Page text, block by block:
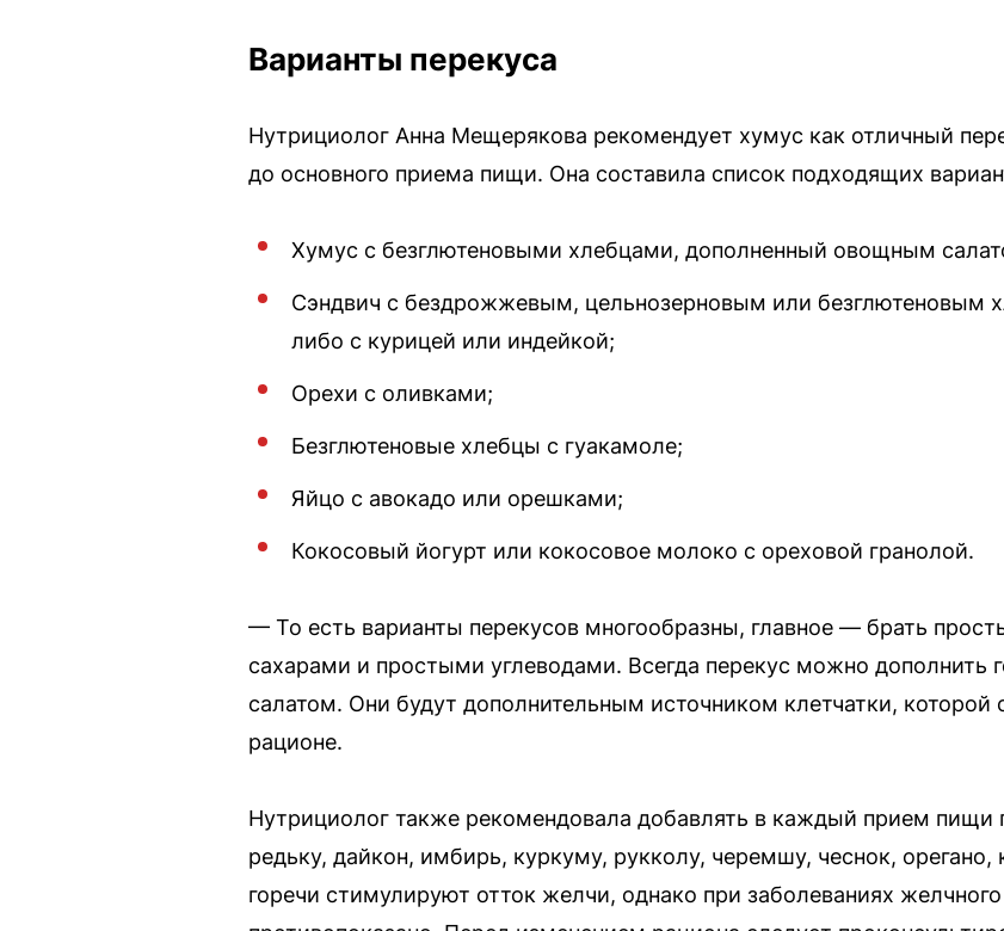
Варианты перекуса
Нутрициолог Анна Мещерякова рекомендует хумус как отличный
до основного приема пищи. Она составила список подходящих
Хумус с безглютеновыми хлебцами, дополненный овощным
Сэндвич с бездрожжевым, цельнозерновым или безглютеновым
либо с курицей или индейкой;
Орехи с оливками;
Безглютеновые хлебцы с гуакамоле;
Яйцо с авокадо или орешками;
Кокосовый йогурт или кокосовое молоко с ореховой гранолой.
— То есть варианты перекусов многообразны, главное — брать
сахарами и простыми углеводами. Всегда перекус можно дополнить
салатом. Они будут дополнительным источником клетчатки, которой
рационе.
Нутрициолог также рекомендовала добавлять в каждый прием пищи
редьку, дайкон, имбирь, куркуму, рукколу, черемшу, чеснок,
горечи стимулируют отток желчи, однако при заболеваниях